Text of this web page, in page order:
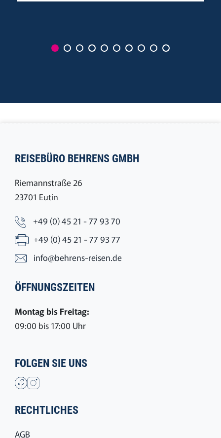
REISEBÜRO BEHRENS GMBH
Riemannstraße 26
23701 Eutin
+49 (0) 45 21 - 77 93 70
+49 (0) 45 21 - 77 93 77
info@behrens-reisen.de
ÖFFNUNGSZEITEN
Montag bis Freitag:
09:00 bis 17:00 Uhr
FOLGEN SIE UNS
RECHTLICHES
AGB